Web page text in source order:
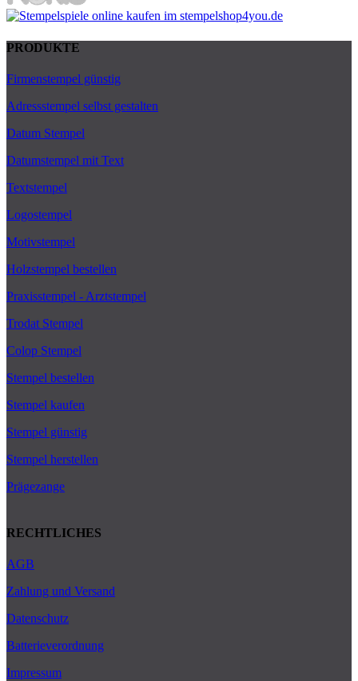
PRODUKTE
Firmenstempel günstig
Adressstempel selbst gestalten
Datum Stempel
Datumstempel mit Text
Textstempel
Logostempel
Motivstempel
Holzstempel bestellen
Praxisstempel - Arztstempel
Trodat Stempel
Colop Stempel
Stempel bestellen
Stempel kaufen
Stempel günstig
Stempel herstellen
Prägezange
RECHTLICHES
AGB
Zahlung und Versand
Datenschutz
Batterieverordnung
Impressum